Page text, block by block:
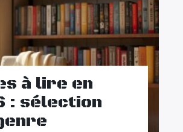
à lire en
: sélection